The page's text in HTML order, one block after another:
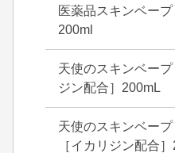
医薬品スキンベー
200ml
天使のスキンベー
ジン配合］200mL
天使のスキンベー
［イカリジン配合